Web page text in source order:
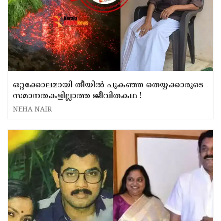
ഒറ്റക്കോലമായി തീയിൽ പുകഞ്ഞ തെയ്യക്കാരുടെ
സമാനതകളില്ലാത്ത ജീവിതകഥ !
NEHA NAIR